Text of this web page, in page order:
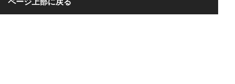
ページ上部に戻る